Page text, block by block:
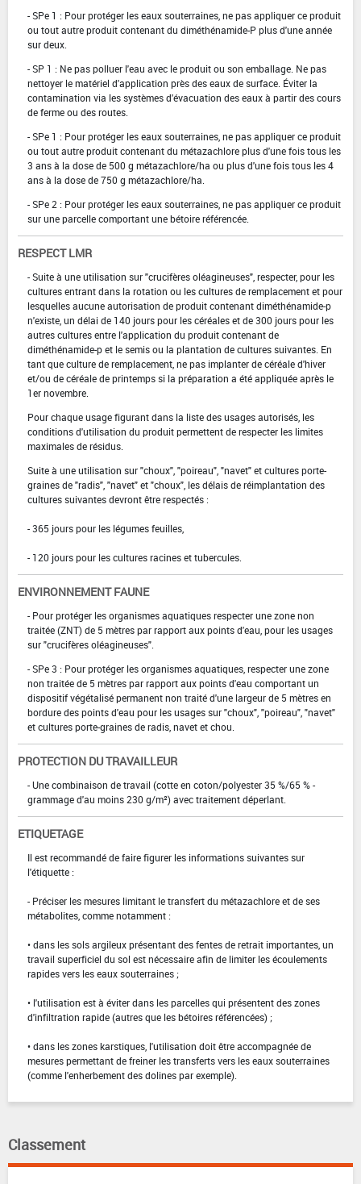
- SPe 1 : Pour protéger les eaux souterraines, ne pas appliquer ce produit
ou tout autre produit contenant du diméthénamide-P plus d'une année
sur deux.
- SP 1 : Ne pas polluer l'eau avec le produit ou son emballage. Ne pas
nettoyer le matériel d'application près des eaux de surface. Éviter la
contamination via les systèmes d'évacuation des eaux à partir des cours
de ferme ou des routes.
- SPe 1 : Pour protéger les eaux souterraines, ne pas appliquer ce produit
ou tout autre produit contenant du métazachlore plus d'une fois tous les
3 ans à la dose de 500 g métazachlore/ha ou plus d'une fois tous les 4
ans à la dose de 750 g métazachlore/ha.
- SPe 2 : Pour protéger les eaux souterraines, ne pas appliquer ce produit
sur une parcelle comportant une bétoire référencée.
RESPECT LMR
- Suite à une utilisation sur "crucifères oléagineuses", respecter, pour les
cultures entrant dans la rotation ou les cultures de remplacement et pour
lesquelles aucune autorisation de produit contenant diméthénamide-p
n'existe, un délai de 140 jours pour les céréales et de 300 jours pour les
autres cultures entre l'application du produit contenant de
diméthénamide-p et le semis ou la plantation de cultures suivantes. En
tant que culture de remplacement, ne pas implanter de céréale d'hiver
et/ou de céréale de printemps si la préparation a été appliquée après le
1er novembre.
Pour chaque usage figurant dans la liste des usages autorisés, les
conditions d'utilisation du produit permettent de respecter les limites
maximales de résidus.
Suite à une utilisation sur "choux", "poireau", "navet" et cultures porte-
graines de "radis", "navet" et "choux", les délais de réimplantation des
cultures suivantes devront être respectés :
- 365 jours pour les légumes feuilles,
- 120 jours pour les cultures racines et tubercules.
ENVIRONNEMENT FAUNE
- Pour protéger les organismes aquatiques respecter une zone non
traitée (ZNT) de 5 mètres par rapport aux points d'eau, pour les usages
sur "crucifères oléagineuses".
- SPe 3 : Pour protéger les organismes aquatiques, respecter une zone
non traitée de 5 mètres par rapport aux points d'eau comportant un
dispositif végétalisé permanent non traité d'une largeur de 5 mètres en
bordure des points d'eau pour les usages sur "choux", "poireau", "navet"
et cultures porte-graines de radis, navet et chou.
PROTECTION DU TRAVAILLEUR
- Une combinaison de travail (cotte en coton/polyester 35 %/65 % -
grammage d'au moins 230 g/m²) avec traitement déperlant.
ETIQUETAGE
Il est recommandé de faire figurer les informations suivantes sur
l'étiquette :
-­ Préciser les mesures limitant le transfert du métazachlore et de ses
métabolites, comme notamment :
• dans les sols argileux présentant des fentes de retrait importantes, un
travail superficiel du sol est nécessaire afin de limiter les écoulements
rapides vers les eaux souterraines ;
• l'utilisation est à éviter dans les parcelles qui présentent des zones
d'infiltration rapide (autres que les bétoires référencées) ;
• dans les zones karstiques, l'utilisation doit être accompagnée de
mesures permettant de freiner les transferts vers les eaux souterraines
(comme l'enherbement des dolines par exemple).
Classement